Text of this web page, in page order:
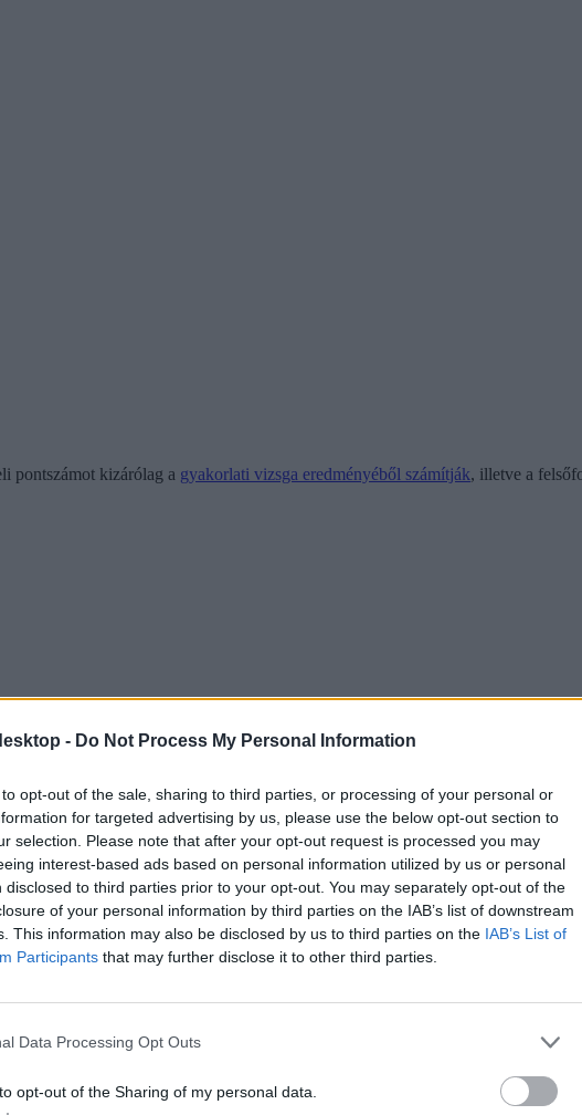
- Do Not Process My Personal Information
opt-out of the sale, sharing to third parties, or processing of your personal or
for targeted advertising by us, please use the below opt-out section to
selection. Please note that after your opt-out request is processed you may
interest-based ads based on personal information utilized by us or personal
disclosed to third parties prior to your opt-out. You may separately opt-out of the
of your personal information by third parties on the IAB’s list of downstream
This information may also be disclosed by us to third parties on the IAB’s List of
Participants that may further disclose it to other third parties.
Data Processing Opt Outs
opt-out of the Sharing of my personal data.
pontszámot kizárólag a gyakorlati vizsga eredményéből számítják, illetve a
45 százalékos emelt szintű érettségi vizsgáért is jár 50 pont, amennyiben
szerezhető.